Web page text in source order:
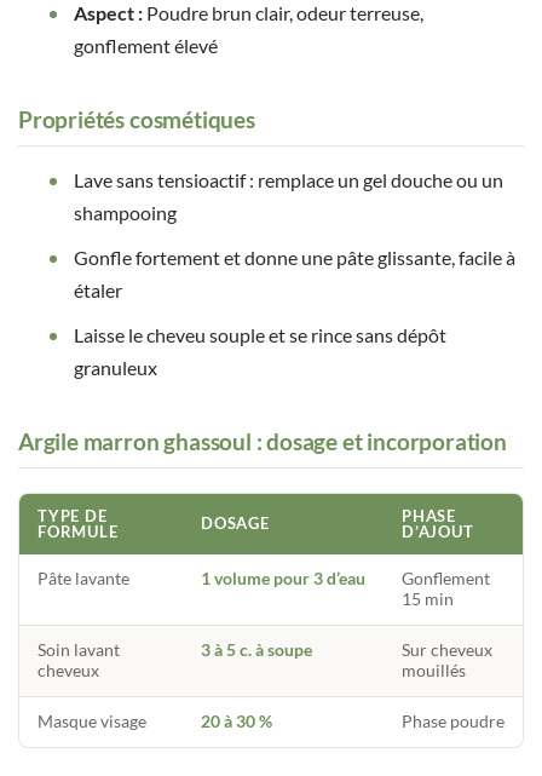
Aspect : Poudre brun clair, odeur terreuse,
gonflement élevé
Propriétés cosmétiques
Lave sans tensioactif : remplace un gel douche ou un
shampooing
Gonfle fortement et donne une pâte glissante, facile à
étaler
Laisse le cheveu souple et se rince sans dépôt
granuleux
Argile marron ghassoul : dosage et incorporation
TYPE DE
FORMULE
DOSAGE
PHASE
D’AJOUT
Pâte lavante 1 volume pour 3 d’eau
Gonflement
15 min
Soin lavant
cheveux
3 à 5 c. à soupe
Sur cheveux
mouillés
Masque visage 20 à 30 % Phase poudre